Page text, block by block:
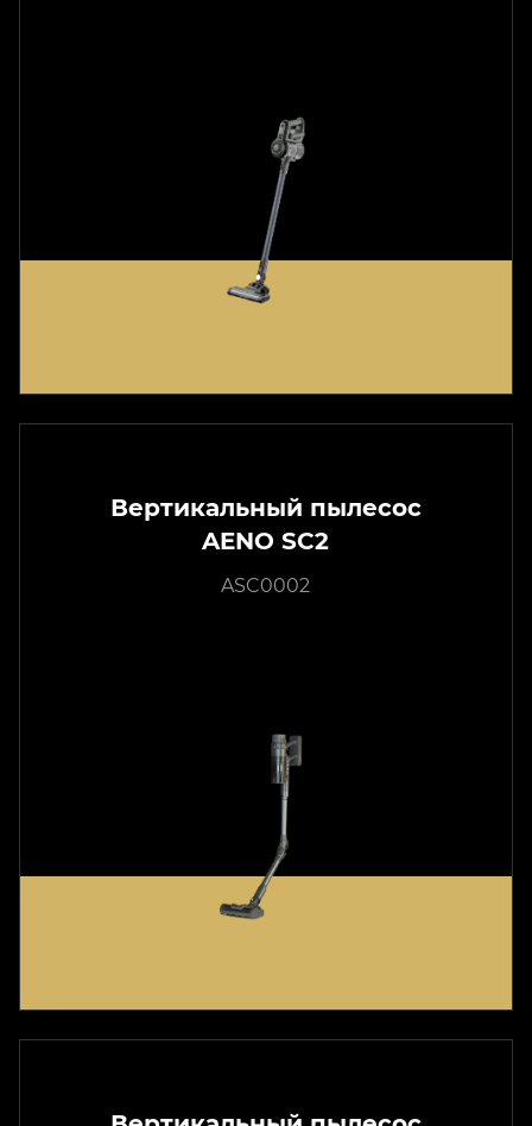
Вертикальный пылесос
AENO SC2
ASC0002